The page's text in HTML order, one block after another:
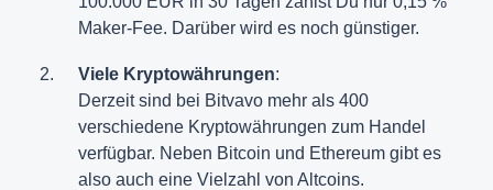
Maker-Fee. Darüber wird es noch günstiger.
Viele Kryptowährungen:
Derzeit sind bei Bitvavo mehr als 400
verschiedene Kryptowährungen zum Handel
verfügbar. Neben Bitcoin und Ethereum gibt es
also auch eine Vielzahl von Altcoins.